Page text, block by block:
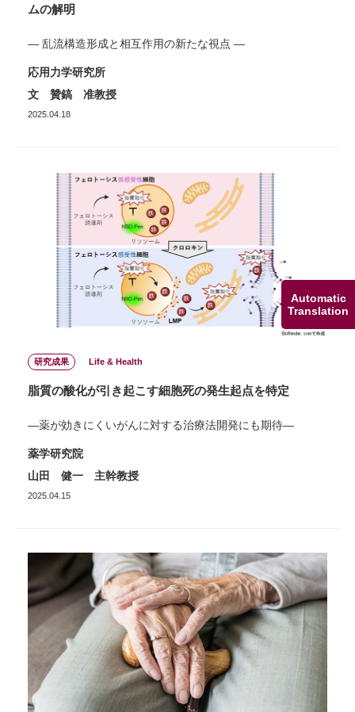
Automatic
Translation
ムの解明
— 乱流構造形成と相互作用の新たな視点 —
応用力学研究所
文 贊鎬 准教授
2025.04.18
研究成果 Life & Health
脂質の酸化が引き起こす細胞死の発生起点を特定
―薬が効きにくいがんに対する治療法開発にも期待―
薬学研究院
山田 健一 主幹教授
2025.04.15